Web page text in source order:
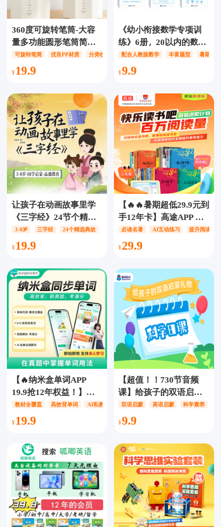
360度可旋转笔筒-大容
量多功能圆形笔筒简约
桌面收纳盒，底部转盘
设计，拿取更灵活，加
类存放，节省桌面空
间，优良PP材质，厚实
质感，经磨耐用
可旋转笔筒 优良PP材质 分类收纳
19.9
让孩子在动画故事里学
《三字经》24节个精选
典故，动画故事趣味讲
解，提升学习兴趣，感
情操
3-8岁 三字经 24个精选典故
19.9
【🔥纳米盒单词APP
19.9抢12年权益！】高
效背词 +AI 课本口语+真
题冲刺练，英语学习一
教材全覆盖 高效背单词 AI私教全程跟学
19.9
《幼小衔接数学专项训
练》6册，20以内的数、
加减法运算、时间与人
民币、解决问题、由浅
趣并挖掘潜力，为轻松
进入小学打好基础
配合人教版数学 丰富题型 暑期专
9.9
【🔥🔥暑期超低29.9元到
手12年卡】高途APP 百
万阅读会员【12年卡】
【不含实物】，60本必
300w+字、50门拓展课
程，精听音频超10000
个、情景式AI互动练
习，个性化学习反馈、
科学分级进阶，逐步提
升阅读写作能力！
必读名著 AI互动练习 提升阅读写
29.9
【超值！！730节音频
课】给孩子的双语启蒙
礼物：科学日课，涉及
数学/天文/物理/化学/生
教带孩子科学、英语一
起启蒙，365天帮助孩子
养成科学思维，提升孩
子的科学素养
双语启蒙 英语启蒙 科学素养
9.9